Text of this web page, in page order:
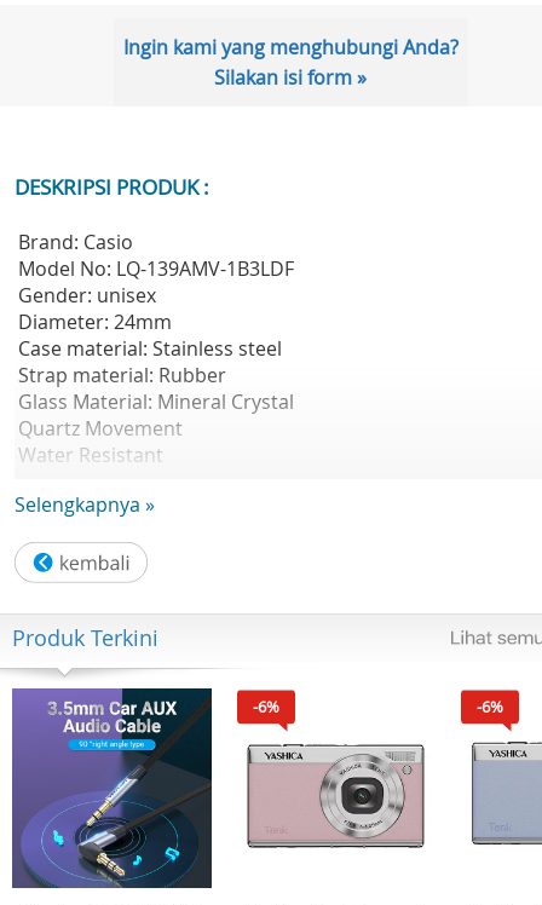
Ingin kami yang menghubungi Anda?
Silakan isi form »
DESKRIPSI PRODUK :
Brand: Casio
Model No: LQ-139AMV-1B3LDF
Gender: unisex
Diameter: 24mm
Case material: Stainless steel
Strap material: Rubber
Glass Material: Mineral Crystal
Quartz Movement
Water Resistant
Garansi Resmi 1 Tahun
Selengkapnya »
Produk Terkini
-6% -6%